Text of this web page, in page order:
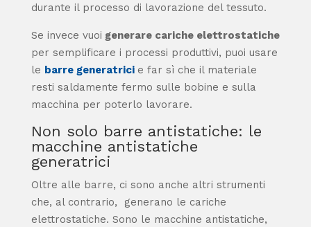
durante il processo di lavorazione del tessuto.
Se invece vuoi generare cariche elettrostatiche
per semplificare i processi produttivi, puoi usare
le barre generatrici e far sì che il materiale
resti saldamente fermo sulle bobine e sulla
macchina per poterlo lavorare.
Non solo barre antistatiche: le
macchine antistatiche
generatrici
Oltre alle barre, ci sono anche altri strumenti
che, al contrario, generano le cariche
elettrostatiche. Sono le macchine antistatiche,